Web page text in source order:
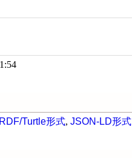
RDF/Turtle形式, JSON-LD形式